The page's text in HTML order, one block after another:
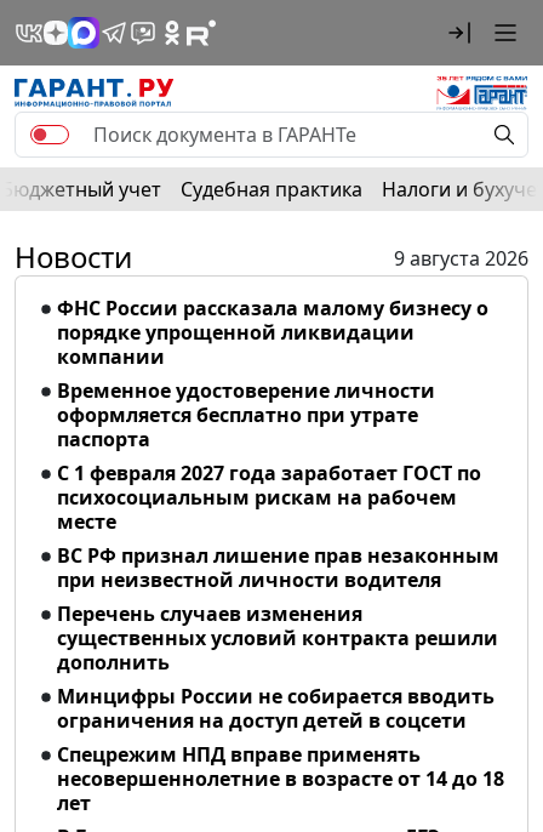
Бюджетный учет Судебная практика Налоги и
Новости
9 августа 2026
ФНС России рассказала малому бизнесу о
порядке упрощенной ликвидации
компании
Временное удостоверение личности
оформляется бесплатно при утрате
паспорта
С 1 февраля 2027 года заработает ГОСТ по
психосоциальным рискам на рабочем
месте
ВС РФ признал лишение прав незаконным
при неизвестной личности водителя
Перечень случаев изменения
существенных условий контракта решили
дополнить
Минцифры России не собирается вводить
ограничения на доступ детей в соцсети
Спецрежим НПД вправе применять
несовершеннолетние в возрасте от 14 до 18
лет